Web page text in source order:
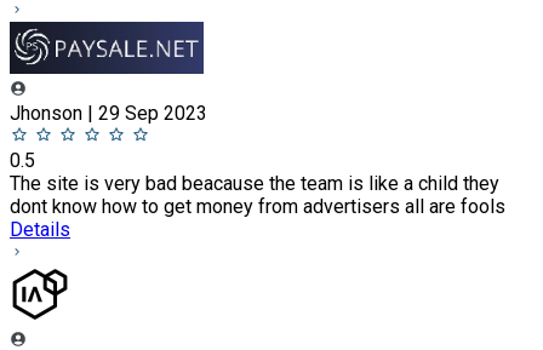
Jhonson | 29 Sep 2023
0.5
The site is very bad beacause the team is like a child they
dont know how to get money from advertisers all are fools
Details